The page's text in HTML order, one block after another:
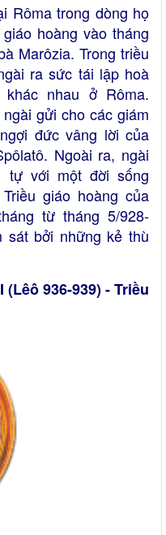
Rôma trong dòng họ
hoàng vào tháng
Marôzia. Trong triều
ra sức tái lập hoà
nhau ở Rôma.
gửi cho các giám
đức vâng lời của
Ngoài ra, ngài
tự với một đời sống
giáo hoàng của
từ tháng 5/928-
sát bởi những kẻ thù
936-939) - Triều